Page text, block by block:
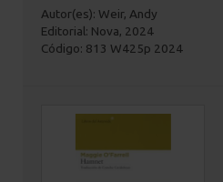
Autor(es): Weir, Andy
Editorial: Nova, 2024
Código: 813 W425p 2024